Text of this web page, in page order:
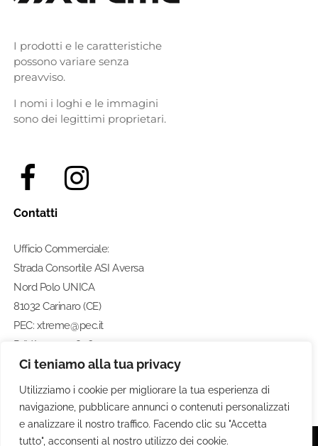
Ci teniamo alla tua privacy
Utilizziamo i cookie per migliorare la tua esperienza di
navigazione, pubblicare annunci o contenuti personalizzati
e analizzare il nostro traffico. Facendo clic su "Accetta
tutto", acconsenti al nostro utilizzo dei cookie.
I prodotti e le caratteristiche
possono variare senza
preavviso.
I nomi i loghi e le immagini
sono dei legittimi proprietari.
Contatti
Ufficio Commerciale:
Strada Consortile ASI Aversa
Nord Polo UNICA
81032 Carinaro (CE)
PEC: xtreme@pec.it
P. IVA: 07274580633
Numero di telefono:
0812462211